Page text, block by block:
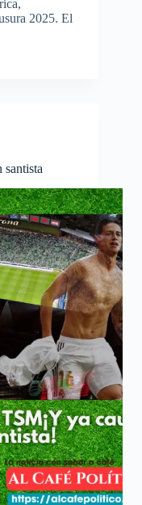
2025. El
santista